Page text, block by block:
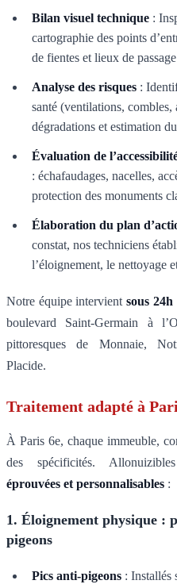
Bilan visuel technique :
cartographie des points
de fientes et lieux de
Analyse des risques :
santé (ventilations, combles,
dégradations et estimation
Évaluation de
: échafaudages, nacelles,
protection des monuments
Élaboration du plan
constat, nos techniciens
l’éloignement, le nettoyage
Notre équipe intervientsous 24h
boulevard Saint-Germain à
pittoresques de Monnaie,
Placide.
Traitement adapté à
À Paris 6e, chaque immeuble,
des spécificités.
éprouvées et personnalisables :
1. Éloignement physique :
pigeons
Pics anti-pigeons : Installés